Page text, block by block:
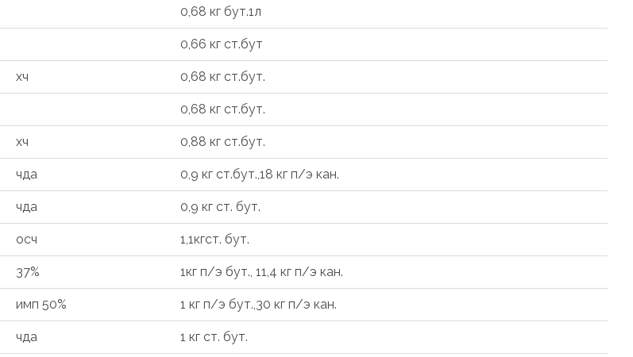
0,68 кг бут.1л
0,66 кг ст.бут
хч 0,68 кг ст.бут.
0,68 кг ст.бут.
хч 0,88 кг ст.бут.
чда 0,9 кг ст.бут.,18 кг п/э кан.
чда 0,9 кг ст. бут.
осч 1,1кгст. бут.
37% 1кг п/э бут., 11,4 кг п/э кан.
имп 50% 1 кг п/э бут.,30 кг п/э кан.
чда 1 кг ст. бут.